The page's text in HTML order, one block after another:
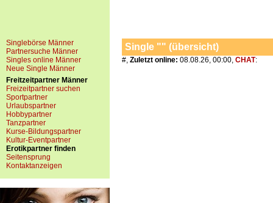
Singlebörse Männer
Partnersuche Männer
Singles online Männer
Neue Single Männer
Freitzeitpartner Männer
Freizeitpartner suchen
Sportpartner
Urlaubspartner
Hobbypartner
Tanzpartner
Kurse-Bildungspartner
Kultur-Eventpartner
Erotikpartner finden
Seitensprung
Kontaktanzeigen
Single "" (übersicht)
#, Zuletzt online: 08.08.26, 00:00, CHAT: